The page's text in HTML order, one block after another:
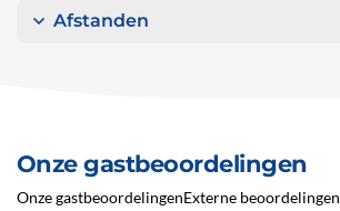
Afstanden
Onze gastbeoordelingen
Onze gastbeoordelingenExterne beoordelingen